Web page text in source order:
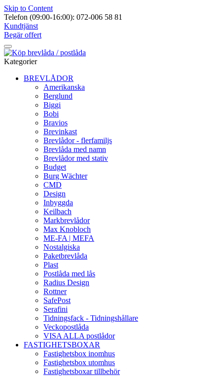
Skip to Content
Telefon (09:00-16:00): 072-006 58 81
Kundtjänst
Begär offert
Kategorier
BREVLÅDOR
Amerikanska
Berglund
Biggi
Bobi
Bravios
Brevinkast
Brevlådor - flerfamiljs
Brevlåda med namn
Brevlådor med stativ
Budget
Burg Wächter
CMD
Design
Inbyggda
Keilbach
Markbrevlådor
Max Knobloch
ME-FA | MEFA
Nostalgiska
Paketbrevlåda
Plast
Postlåda med lås
Radius Design
Rottner
SafePost
Serafini
Tidningsfack - Tidningshållare
Veckopostlåda
VISA ALLA postlådor
FASTIGHETSBOXAR
Fastighetsbox inomhus
Fastighetsbox utomhus
Fastighetsboxar tillbehör